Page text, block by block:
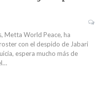
Metta World Peace, ha
con el despido de Jabari
espera mucho más de